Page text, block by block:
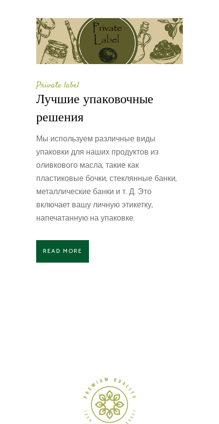
Private label
Лучшие упаковочные
решения
Мы используем различные виды
упаковки для наших продуктов из
оливкового масла, такие как
пластиковые бочки, стеклянные банки,
металлические банки и т. Д. Это
включает вашу личную этикетку,
напечатанную на упаковке.
READ MORE